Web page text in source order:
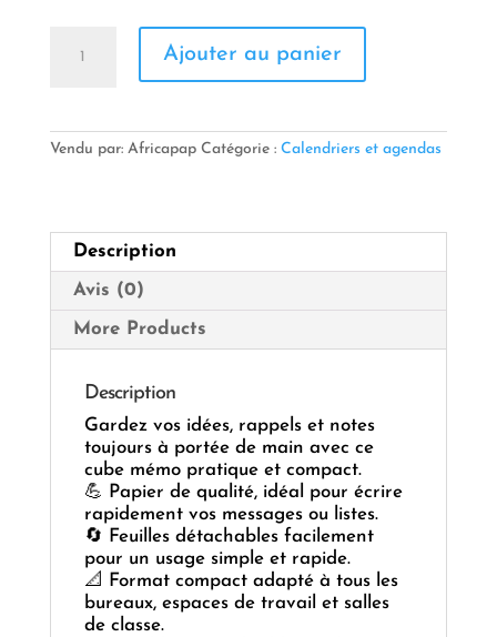
—
au
Quotidien
Ajouter au panier
Vendu par: Africapap Catégorie : Calendriers et agendas
Description
Avis (0)
More Products
Description
Gardez vos idées, rappels et notes
toujours à portée de main avec ce
cube mémo pratique et compact.
💪 Papier de qualité, idéal pour écrire
rapidement vos messages ou listes.
🔄 Feuilles détachables facilement
pour un usage simple et rapide.
📐 Format compact adapté à tous les
bureaux, espaces de travail et salles
de classe.